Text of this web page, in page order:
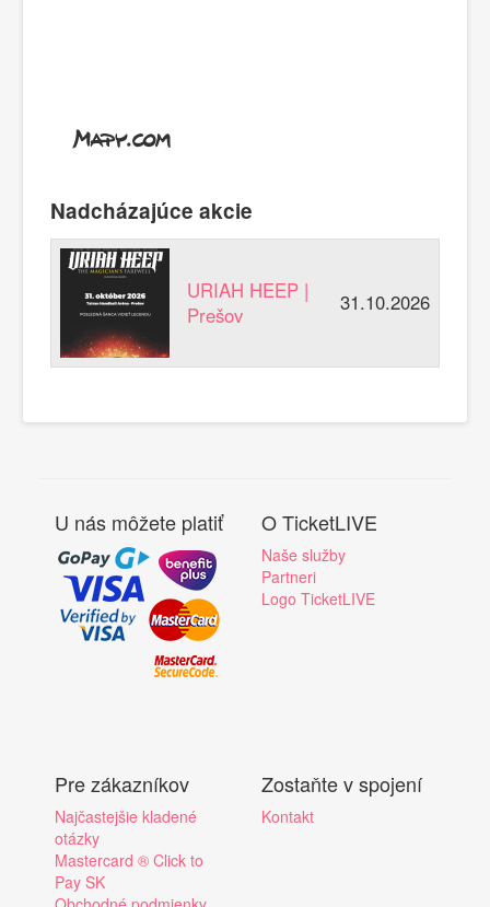
Nadcházajúce akcie
URIAH HEEP |
Prešov
31.10.2026
U nás môžete platiť O TicketLIVE
Naše služby
Partneri
Logo TicketLIVE
Pre zákazníkov
Najčastejšie kladené
otázky
Mastercard ® Click to
Pay SK
Zostaňte v spojení
Kontakt